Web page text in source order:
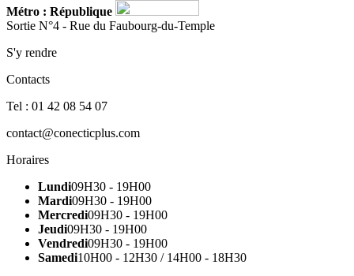
Métro : République
Sortie N°4 - Rue du Faubourg-du-Temple
S'y rendre
Contacts
Tel : 01 42 08 54 07
contact@conecticplus.com
Horaires
Lundi09H30 - 19H00
Mardi09H30 - 19H00
Mercredi09H30 - 19H00
Jeudi09H30 - 19H00
Vendredi09H30 - 19H00
Samedi10H00 - 12H30 / 14H00 - 18H30